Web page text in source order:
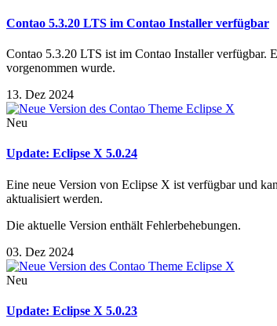
Contao 5.3.20 LTS im Contao Installer verfügbar
Contao 5.3.20 LTS ist im Contao Installer verfügbar.
vorgenommen wurde.
13. Dez 2024
Neu
Update: Eclipse X 5.0.24
Eine neue Version von Eclipse X ist verfügbar und
aktualisiert werden.
Die aktuelle Version enthält Fehlerbehebungen.
03. Dez 2024
Neu
Update: Eclipse X 5.0.23